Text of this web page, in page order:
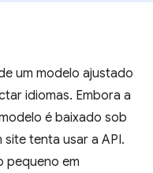
um modelo ajustado
idiomas. Embora a
é baixado sob
site tenta usar a API.
pequeno em